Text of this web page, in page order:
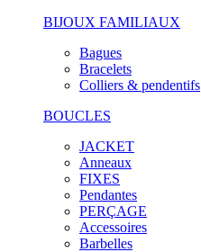
BIJOUX FAMILIAUX
Bagues
Bracelets
Colliers & pendentifs
BOUCLES
JACKET
Anneaux
FIXES
Pendantes
PERÇAGE
Accessoires
Barbelles